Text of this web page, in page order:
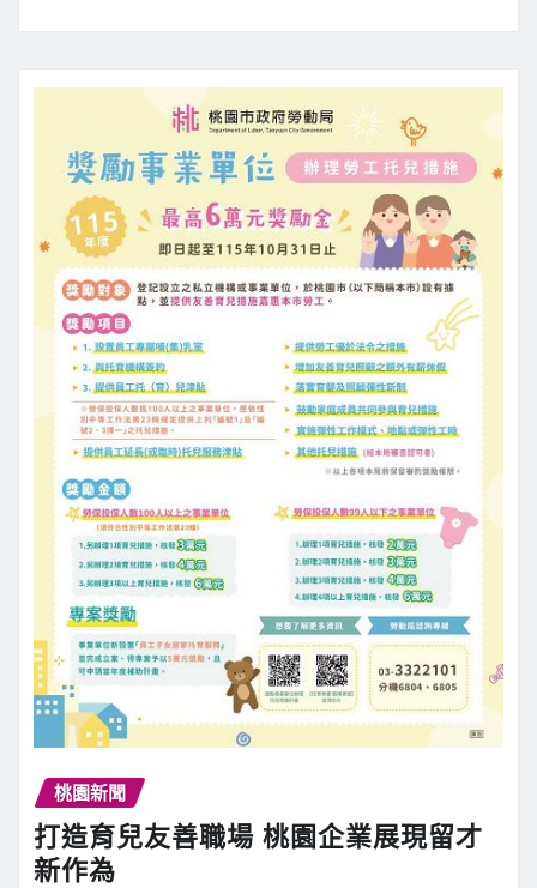
桃園新聞
打造育兒友善職場 桃園企業展現留才
新作為